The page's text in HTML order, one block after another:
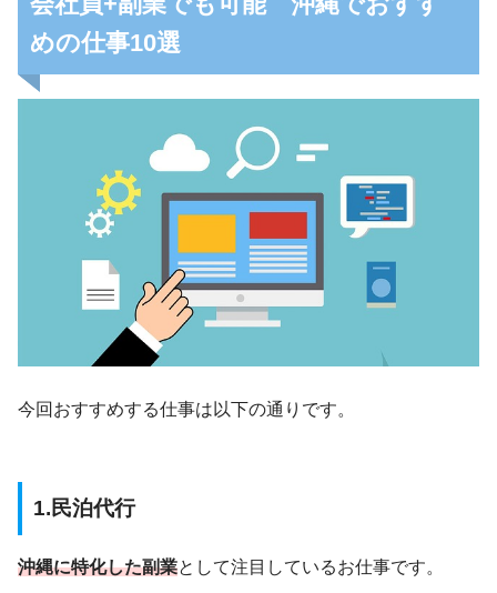
めの仕事10選
今回おすすめする仕事は以下の通りです。
1.民泊代行
沖縄に特化した副業として注目しているお仕事です。